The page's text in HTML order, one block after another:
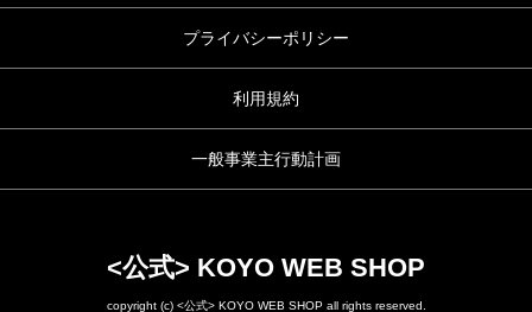
プライバシーポリシー
利用規約
一般事業主行動計画
<公式> KOYO WEB SHOP
copyright (c) <公式> KOYO WEB SHOP all rights reserved.